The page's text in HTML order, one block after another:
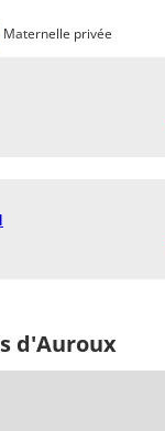
Maternelle privée
d'Auroux